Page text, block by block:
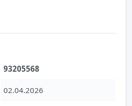
93205568
02.04.2026